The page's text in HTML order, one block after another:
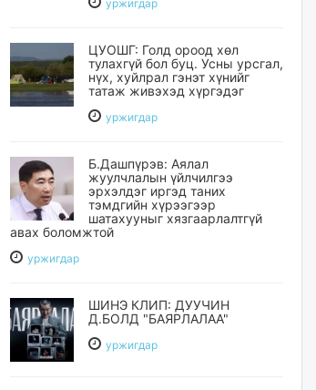
уржигдар
ЦУОШГ: Голд ороод хөл
тулахгүй бол буц. Усны урсгал,
нүх, хуйлрал гэнэт хүнийг
татаж живэхэд хүргэдэг
уржигдар
Б.Дашпүрэв: Аялал
жуулчлалын үйлчилгээ
эрхэлдэг иргэд таних
тэмдгийн хүрээгээр
шатахууныг хязгаарлалтгүй
авах боломжтой
уржигдар
ШИНЭ КЛИП: ДУУЧИН
Д.БОЛД "БАЯРЛАЛАА"
уржигдар